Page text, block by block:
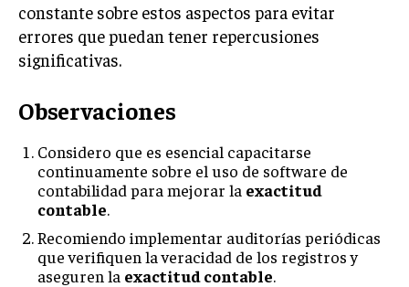
constante sobre estos aspectos para evitar
errores que puedan tener repercusiones
significativas.
Observaciones
Considero que es esencial capacitarse
continuamente sobre el uso de software de
contabilidad para mejorar la exactitud
contable.
Recomiendo implementar auditorías periódicas
que verifiquen la veracidad de los registros y
aseguren la exactitud contable.